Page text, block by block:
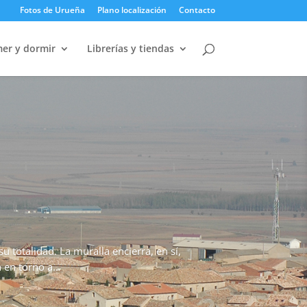
Fotos de Urueña Plano localización Contacto
y dormir Librerías y tiendas
totalidad. La muralla encierra, en sí,
en torno a…